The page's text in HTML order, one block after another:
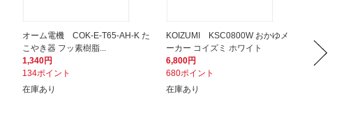
オーム電機 COK-E-T65-AH-K た
こやき器 フッ素樹脂...
1,340円
134ポイント
在庫あり
KOIZUMI KSC0800W おかゆメ
ーカー コイズミ ホワイト
6,800円
680ポイント
在庫あり
5,478円
548ポ